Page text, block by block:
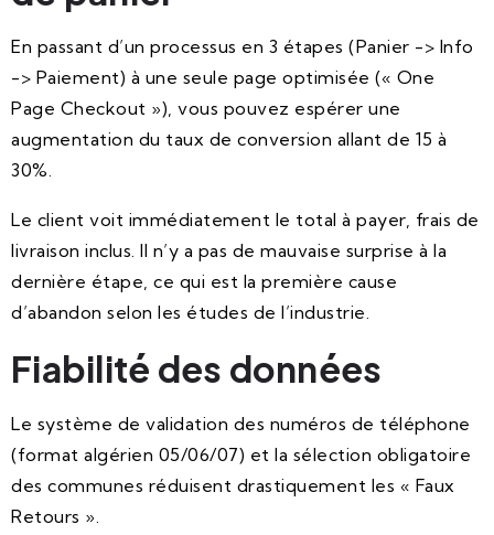
En passant d’un processus en 3 étapes (Panier -> Info
-> Paiement) à une seule page optimisée (« One
Page Checkout »), vous pouvez espérer une
augmentation du taux de conversion allant de 15 à
30%.
Le client voit immédiatement le total à payer, frais de
livraison inclus. Il n’y a pas de mauvaise surprise à la
dernière étape, ce qui est la première cause
d’abandon selon les études de l’industrie.
Fiabilité des données
Le système de validation des numéros de téléphone
(format algérien 05/06/07) et la sélection obligatoire
des communes réduisent drastiquement les « Faux
Retours ».